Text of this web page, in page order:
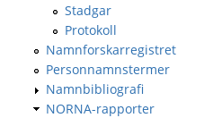
Stadgar
Protokoll
Namnforskarregistret
Personnamnstermer
Namnbibliografi
NORNA-rapporter